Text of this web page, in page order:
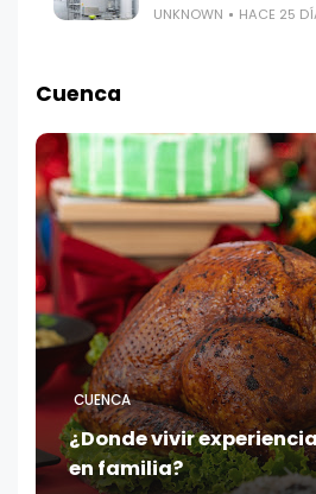
UNKNOWN HACE 25
Cuenca
CUENCA
¿Donde vivir
en familia?